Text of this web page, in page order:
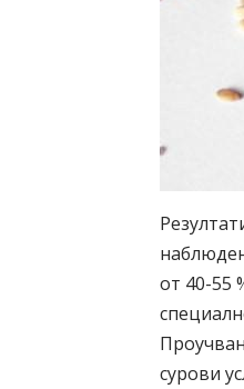
от 40-55
сурови